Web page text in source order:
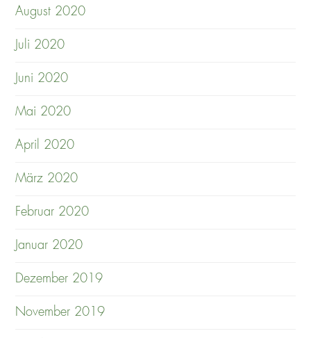
August 2020
Juli 2020
Juni 2020
Mai 2020
April 2020
März 2020
Februar 2020
Januar 2020
Dezember 2019
November 2019